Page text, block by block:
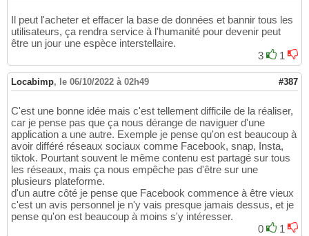
Il peut l'acheter et effacer la base de données et bannir tous les
utilisateurs, ça rendra service à l'humanité pour devenir peut
être un jour une espèce interstellaire.
3
1
Locabimp, le 06/10/2022 à 02h49 #387
C'est une bonne idée mais c'est tellement difficile de la réaliser,
car je pense pas que ça nous dérange de naviguer d'une
application a une autre. Exemple je pense qu'on est beaucoup à
avoir différé réseaux sociaux comme Facebook, snap, Insta,
tiktok. Pourtant souvent le même contenu est partagé sur tous
les réseaux, mais ça nous empêche pas d'être sur une
plusieurs plateforme.
d'un autre côté je pense que Facebook commence à être vieux
c'est un avis personnel je n'y vais presque jamais dessus, et je
pense qu'on est beaucoup à moins s'y intéresser.
0
1